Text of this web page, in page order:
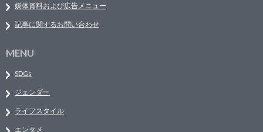
媒体資料および広告メニュー
記事に関するお問い合わせ
MENU
SDGs
ジェンダー
ライフスタイル
エンタメ